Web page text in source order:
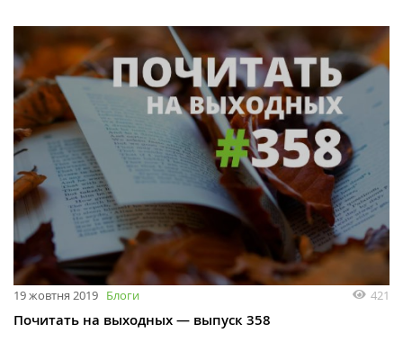
19 жовтня 2019 Блоги 421
Почитать на выходных — выпуск 358